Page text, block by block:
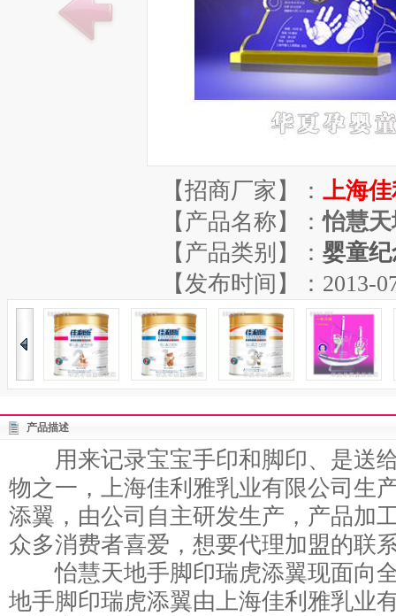
【招商厂家】： 上海
【产品名称】：怡慧
【产品类别】： 婴童
【发布时间】：2013-
产品描述
用来记录宝宝手印和脚印、是送
物之一，上海佳利雅乳业有限公司生
添翼，由公司自主研发生产，产品加
众多消费者喜爱，想要代理加盟的联
怡慧天地手脚印瑞虎添翼现面向
地手脚印瑞虎添翼由上海佳利雅乳业